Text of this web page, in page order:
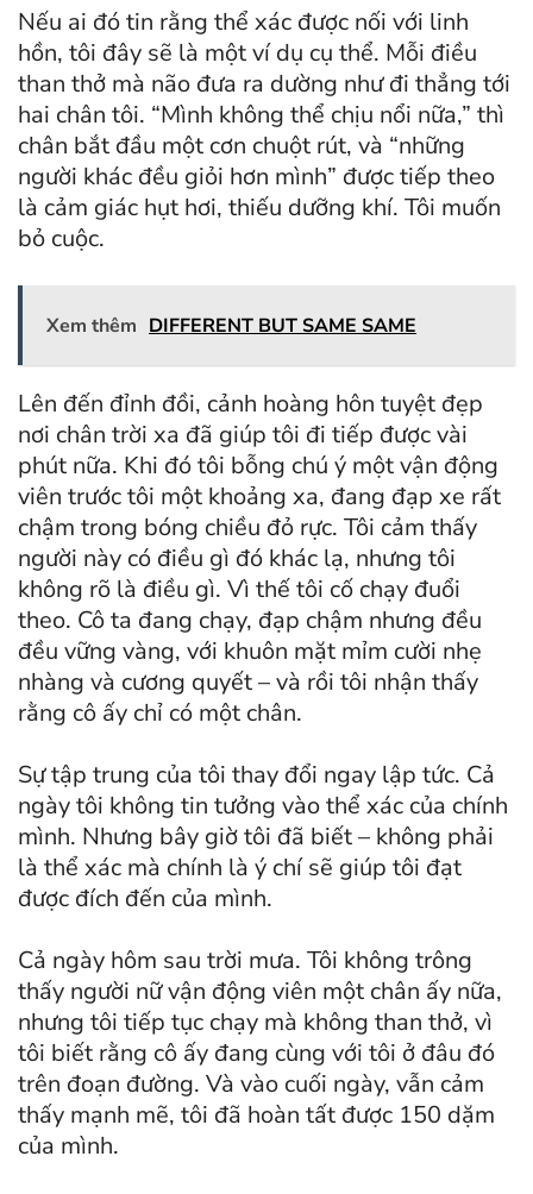
Nếu ai đó tin rằng thể xác được nối với linh
hồn, tôi đây sẽ là một ví dụ cụ thể. Mỗi điều
than thở mà não đưa ra dường như đi thẳng tới
hai chân tôi. “Mình không thể chịu nổi nữa,” thì
chân bắt đầu một cơn chuột rút, và “những
người khác đều giỏi hơn mình” được tiếp theo
là cảm giác hụt hơi, thiếu dưỡng khí. Tôi muốn
bỏ cuộc.
Xem thêm DIFFERENT BUT SAME SAME
Lên đến đỉnh đồi, cảnh hoàng hôn tuyệt đẹp
nơi chân trời xa đã giúp tôi đi tiếp được vài
phút nữa. Khi đó tôi bỗng chú ý một vận động
viên trước tôi một khoảng xa, đang đạp xe rất
chậm trong bóng chiều đỏ rực. Tôi cảm thấy
người này có điều gì đó khác lạ, nhưng tôi
không rõ là điều gì. Vì thế tôi cố chạy đuổi
theo. Cô ta đang chạy, đạp chậm nhưng đều
đều vững vàng, với khuôn mặt mỉm cười nhẹ
nhàng và cương quyết – và rồi tôi nhận thấy
rằng cô ấy chỉ có một chân.
Sự tập trung của tôi thay đổi ngay lập tức. Cả
ngày tôi không tin tưởng vào thể xác của chính
mình. Nhưng bây giờ tôi đã biết – không phải
là thể xác mà chính là ý chí sẽ giúp tôi đạt
được đích đến của mình.
Cả ngày hôm sau trời mưa. Tôi không trông
thấy người nữ vận động viên một chân ấy nữa,
nhưng tôi tiếp tục chạy mà không than thở, vì
tôi biết rằng cô ấy đang cùng với tôi ở đâu đó
trên đoạn đường. Và vào cuối ngày, vẫn cảm
thấy mạnh mẽ, tôi đã hoàn tất được 150 dặm
của mình.